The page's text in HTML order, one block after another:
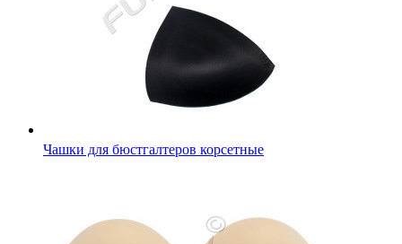
Чашки для бюстгалтеров корсетные